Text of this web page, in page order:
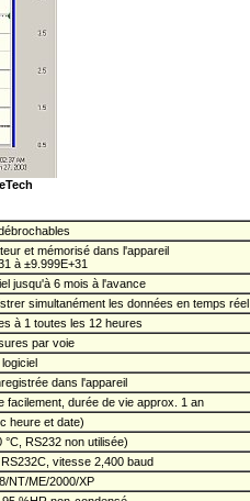
et mémorisé dans l'appareil
à ±9.999E+31
jusqu'à 6 mois à l'avance
simultanément les données en temps réel
à 1 toutes les 12 heures
par voie
dans l'appareil
facilement, durée de vie approx. 1 an
heure et date)
RS232 non utilisée)
vitesse 2,400 baud
NT/ME/2000/XP